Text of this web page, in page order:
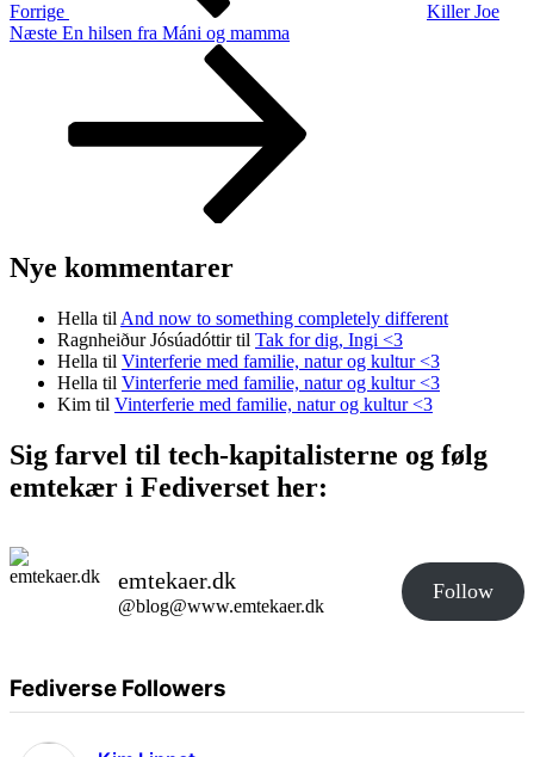
Forrige
Killer Joe
Næste
Næste En hilsen fra Máni og mamma
Nye kommentarer
Hella til And now to something completely different
Ragnheiður Jósúadóttirtil Tak for dig, Ingi <3
Hella til Vinterferie med familie, natur og kultur <3
Hella til Vinterferie med familie, natur og kultur <3
Kim til Vinterferie med familie, natur og kultur <3
Sig farvel til tech-kapitalisterne og følg
emtekær i Fediverset her:
emtekaer.dk
@blog@www.emtekaer.dk
Follow
Fediverse Followers